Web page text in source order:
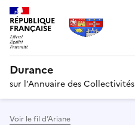
RÉPUBLIQUE
FRANÇAISE
Durance
sur l’Annuaire des Collectivités
Voir le fil d’Ariane